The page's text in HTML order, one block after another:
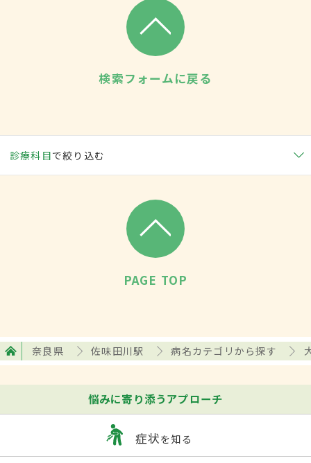
検索フォームに戻る
診療科目で絞り込む
PAGE TOP
奈良県 佐味田川駅 病名カテゴリから探す
悩みに寄り添うアプローチ
症状を知る